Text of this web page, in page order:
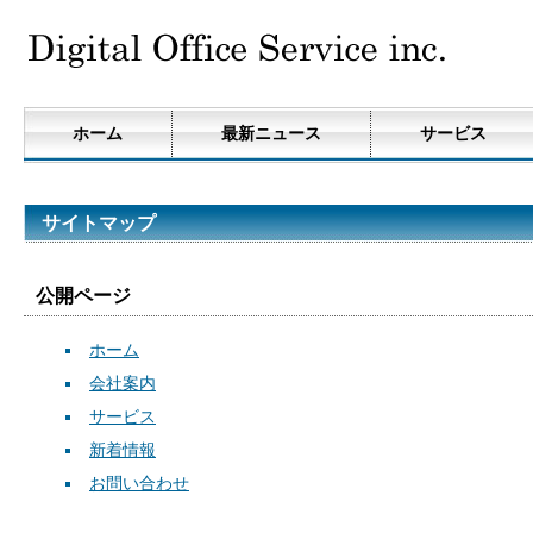
ホーム 最新ニュース サービス
サイトマップ
公開ページ
ホーム
会社案内
サービス
新着情報
お問い合わせ